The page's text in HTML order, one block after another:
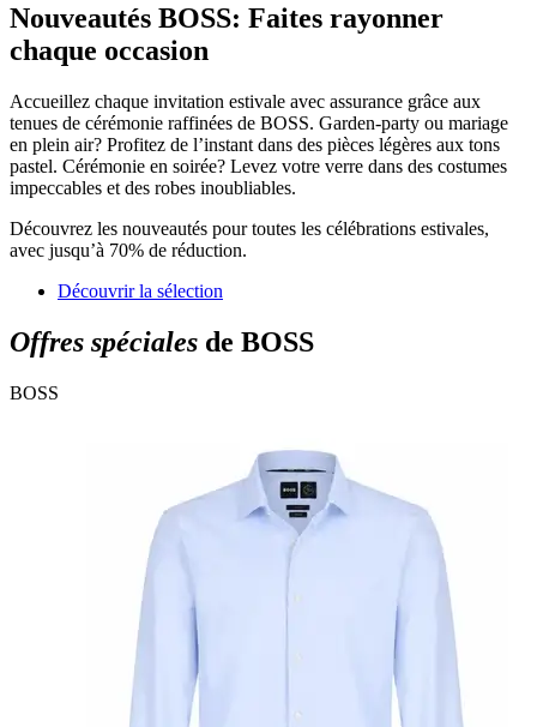
Nouveautés BOSS: Faites rayonner
chaque occasion
Accueillez chaque invitation estivale avec assurance grâce aux
tenues de cérémonie raffinées de BOSS. Garden-party ou mariage
en plein air? Profitez de l’instant dans des pièces légères aux tons
pastel. Cérémonie en soirée? Levez votre verre dans des costumes
impeccables et des robes inoubliables.
Découvrez les nouveautés pour toutes les célébrations estivales,
avec jusqu’à 70% de réduction.
Découvrir la sélection
Offres spéciales de BOSS
BOSS